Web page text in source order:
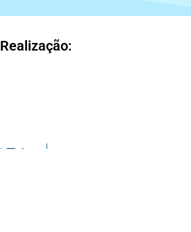
Realização: